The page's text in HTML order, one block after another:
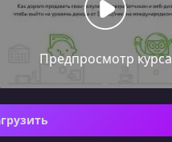
Предпросмотр курса